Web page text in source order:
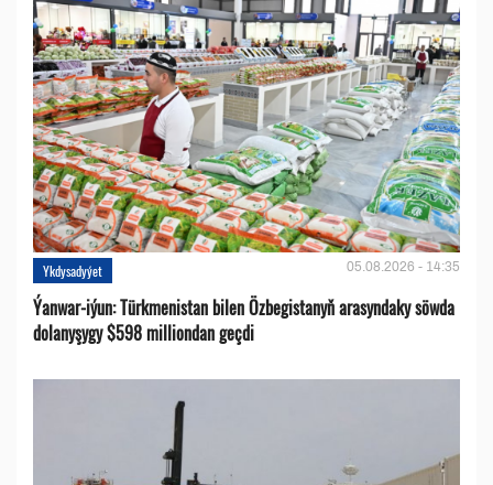
Ykdysadyýet 05.08.2026 - 14:35
Ýanwar-iýun: Türkmenistan bilen Özbegistanyň arasyndaky söwda
dolanyşygy $598 milliondan geçdi